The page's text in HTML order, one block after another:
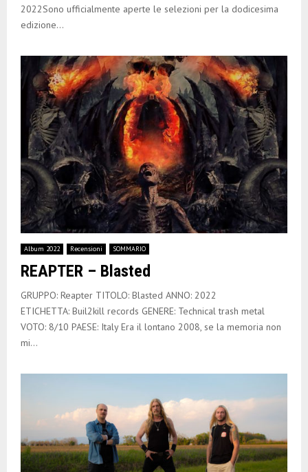
2022Sono ufficialmente aperte le selezioni per la dodicesima
edizione...
Album 2022 Recensioni SOMMARIO
REAPTER – Blasted
GRUPPO: Reapter TITOLO: Blasted ANNO: 2022
ETICHETTA: Buil2kill records GENERE: Technical trash metal
VOTO: 8/10 PAESE: Italy Era il lontano 2008, se la memoria non
mi...